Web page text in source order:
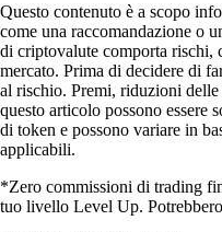
Questo contenuto è a scopo
come una raccomandazione o
di criptovalute comporta rischi,
mercato. Prima di decidere di
al rischio. Premi, riduzioni
questo articolo possono essere
di token e possono variare in
applicabili.
*Zero commissioni di trading
tuo livello Level Up.